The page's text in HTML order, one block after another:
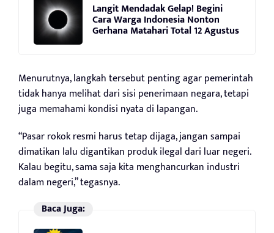
Langit Mendadak Gelap! Begini
Cara Warga Indonesia Nonton
Gerhana Matahari Total 12 Agustus
Menurutnya, langkah tersebut penting agar pemerintah
tidak hanya melihat dari sisi penerimaan negara, tetapi
juga memahami kondisi nyata di lapangan.
“Pasar rokok resmi harus tetap dijaga, jangan sampai
dimatikan lalu digantikan produk ilegal dari luar negeri.
Kalau begitu, sama saja kita menghancurkan industri
dalam negeri,” tegasnya.
Baca Juga: